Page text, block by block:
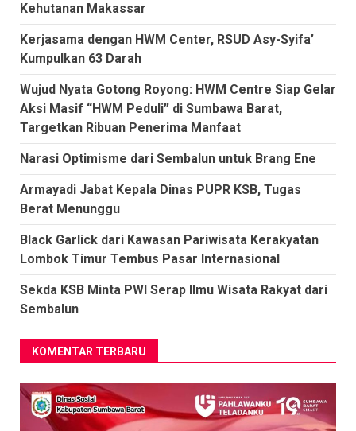
Kehutanan Makassar
Kerjasama dengan HWM Center, RSUD Asy-Syifa’
Kumpulkan 63 Darah
Wujud Nyata Gotong Royong: HWM Centre Siap Gelar
Aksi Masif “HWM Peduli” di Sumbawa Barat,
Targetkan Ribuan Penerima Manfaat
Narasi Optimisme dari Sembalun untuk Brang Ene
Armayadi Jabat Kepala Dinas PUPR KSB, Tugas
Berat Menunggu
Black Garlick dari Kawasan Pariwisata Kerakyatan
Lombok Timur Tembus Pasar Internasional
Sekda KSB Minta PWI Serap Ilmu Wisata Rakyat dari
Sembalun
KOMENTAR TERBARU